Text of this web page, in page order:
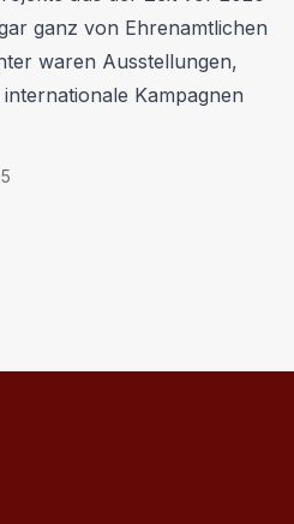
ganz von Ehrenamtlichen
waren Ausstellungen,
Kampagnen